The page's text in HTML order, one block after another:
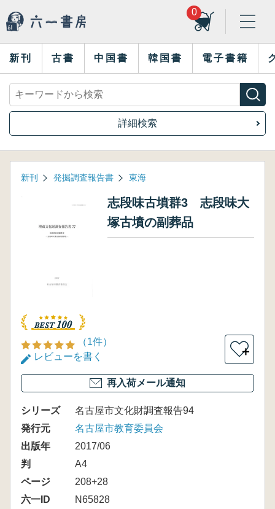
0
新刊 古書 中国書 韓国書 電子書籍
詳細検索
新刊 発掘調査報告書 東海
志段味古墳群3 志段味大
塚古墳の副葬品
（1件）
レビューを書く
＋
再入荷メール通知
シリーズ
名古屋市文化財調査報告94
発行元
名古屋市教育委員会
出版年
2017/06
判
A4
ページ
208+28
六一ID
N65828